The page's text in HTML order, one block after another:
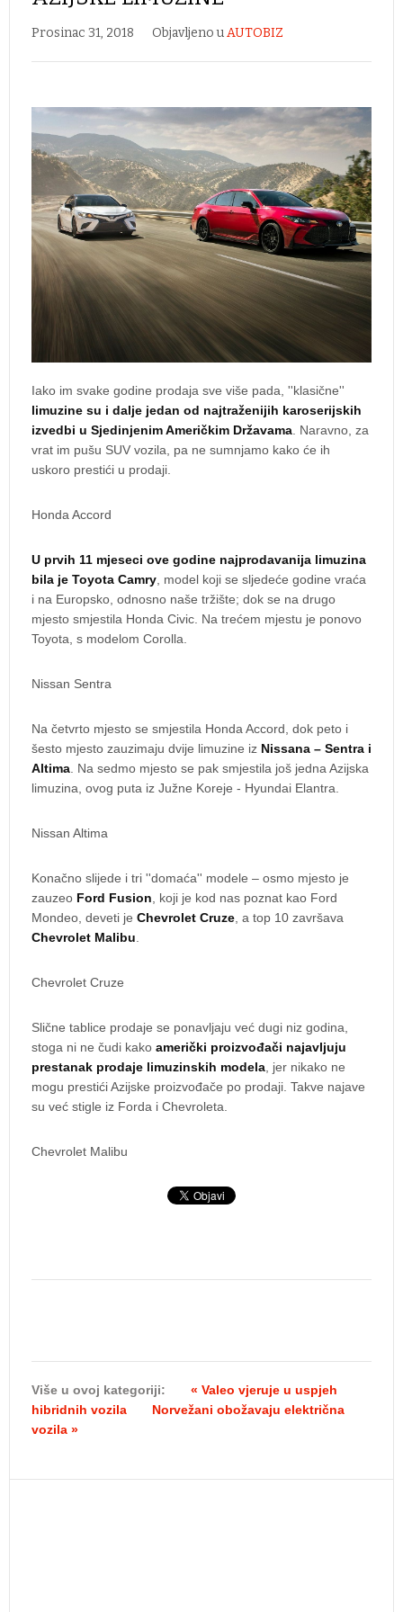
Prosinac 31, 2018 Objavljeno uAUTOBIZ
Iako im svake godine prodaja sve više pada, ''klasične''
limuzine su i dalje jedan od najtraženijih karoserijskih
izvedbi u Sjedinjenim Američkim Državama . Naravno, za
vrat im pušu SUV vozila, pa ne sumnjamo kako će ih
uskoro prestići u prodaji.
Honda Accord
U prvih 11 mjeseci ove godine najprodavanija limuzina
bila je Toyota Camry , model koji se sljedeće godine vraća
i na Europsko, odnosno naše tržište; dok se na drugo
mjesto smjestila Honda Civic. Na trećem mjestu je ponovo
Toyota, s modelom Corolla.
Nissan Sentra
Na četvrto mjesto se smjestila Honda Accord, dok peto i
šesto mjesto zauzimaju dvije limuzine iz Nissana – Sentra i
Altima . Na sedmo mjesto se pak smjestila još jedna Azijska
limuzina, ovog puta iz Južne Koreje - Hyundai Elantra.
Nissan Altima
Konačno slijede i tri ''domaća'' modele – osmo mjesto je
zauzeo Ford Fusion , koji je kod nas poznat kao Ford
Mondeo, deveti je Chevrolet Cruze , a top 10 završava
Chevrolet Malibu
Chevrolet Cruze
Slične tablice prodaje se ponavljaju već dugi niz godina,
stoga ni ne čudi kako američki proizvođači najavljuju
prestanak prodaje limuzinskih modela , jer nikako ne
mogu prestići Azijske proizvođače po prodaji. Takve najave
su već stigle iz Forda i Chevroleta.
Chevrolet Malibu
Više u ovoj kategoriji:
« Valeo vjeruje u uspjeh
hibridnih vozila
Norvežani obožavaju električna
vozila »